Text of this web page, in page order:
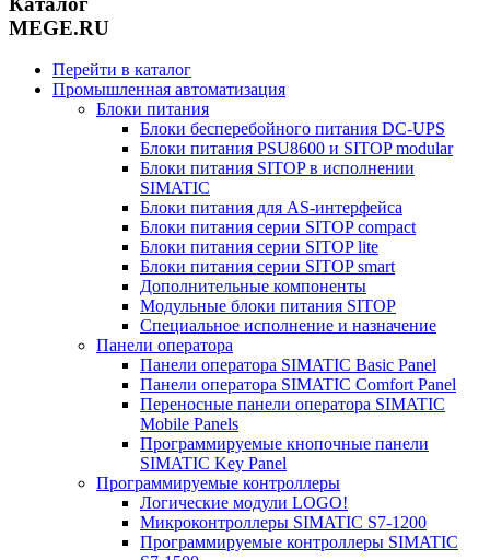
MEGE.RU
Перейти в каталог
Промышленная автоматизация
Блоки питания
Блоки бесперебойного питания DC-UPS
Блоки питания PSU8600 и SITOP modular
Блоки питания SITOP в исполнении
SIMATIC
Блоки питания для AS-интерфейса
Блоки питания серии SITOP compact
Блоки питания серии SITOP lite
Блоки питания серии SITOP smart
Дополнительные компоненты
Модульные блоки питания SITOP
Специальное исполнение и назначение
Панели оператора
Панели оператора SIMATIC Basic Panel
Панели оператора SIMATIC Comfort Panel
Переносные панели оператора SIMATIC
Mobile Panels
Программируемые кнопочные панели
SIMATIC Key Panel
Программируемые контроллеры
Логические модули LOGO!
Микроконтроллеры SIMATIC S7-1200
Программируемые контроллеры SIMATIC